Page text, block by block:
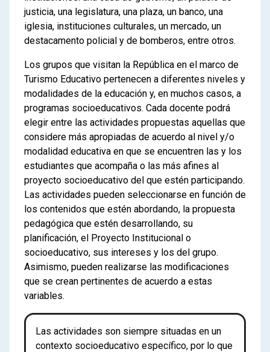
justicia, una legislatura, una plaza, un banco, una
iglesia, instituciones culturales, un mercado, un
destacamento policial y de bomberos, entre otros.
Los grupos que visitan la República en el marco de
Turismo Educativo pertenecen a diferentes niveles y
modalidades de la educación y, en muchos casos, a
programas socioeducativos. Cada docente podrá
elegir entre las actividades propuestas aquellas que
considere más apropiadas de acuerdo al nivel y/o
modalidad educativa en que se encuentren las y los
estudiantes que acompaña o las más afines al
proyecto socioeducativo del que estén participando.
Las actividades pueden seleccionarse en función de
los contenidos que estén abordando, la propuesta
pedagógica que estén desarrollando, su
planificación, el Proyecto Institucional o
socioeducativo, sus intereses y los del grupo.
Asimismo, pueden realizarse las modificaciones
que se crean pertinentes de acuerdo a estas
variables.
Las actividades son siempre situadas en un
contexto socioeducativo específico, por lo que